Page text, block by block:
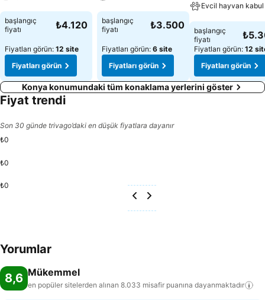
Fiyatları görün
başlangıç
fiyatı
₺4.120
Fiyatları görün: 12 site
Fiyatları görün
Fiyatları görün
başlangıç
fiyatı
₺3.500
Fiyatları görün: 6 site
Fiyatları görün
Evcil hayvan
Fiyatları görün
başlangıç
fiyatı
Fiyatları görün: 12
Fiyatları görün
Konya konumundaki tüm konaklama yerlerini göster
Fiyat trendi
Son 30 günde trivago’daki en düşük fiyatlara dayanır
₺0
₺0
₺0
Yorumlar
8,6 Mükemmel
en popüler sitelerden alınan 8.033 misafir puanına dayanmaktadır